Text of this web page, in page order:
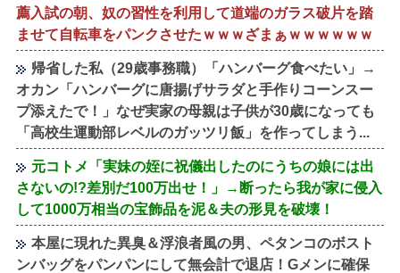
薦入試の朝、奴の習性を利用して道端のガラス破片を踏
ませて自転車をパンクさせたｗｗｗざまぁｗｗｗｗｗｗ
帰省した私（29歳事務職）「ハンバーグ食べたい」→
オカン「ハンバーグに唐揚げサラダと手作りコーンスー
プ添えたで！」なぜ実家の母親は子供が30歳になっても
「高校生運動部レベルのガッツリ飯」を作ってしまう...
元コトメ「実妹の姪に祝儀出したのにうちの娘には出
さないの!?差別だ100万出せ！」→断ったら我が家に侵入
して1000万相当の宝飾品を泥＆夫の形見を破壊！
本屋に現れた異臭＆浮浪者風の男、ペタンコのボスト
ンバッグをパンパンにして無会計で退店！Gメンに確保